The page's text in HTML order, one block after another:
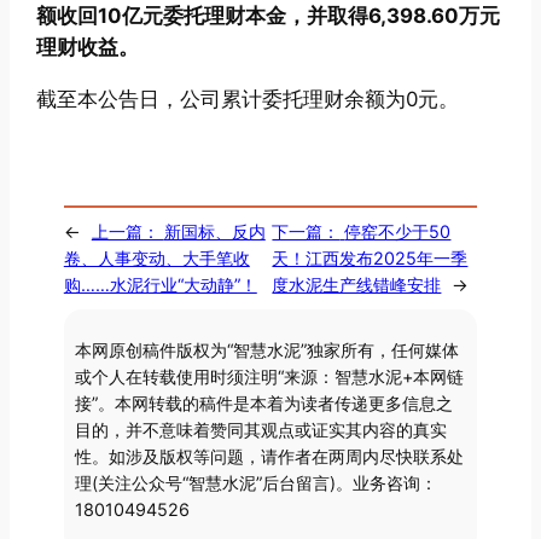
额收回10亿元委托理财本金，并取得6,398.60万元
理财收益。
截至本公告日，公司累计委托理财余额为0元。
← 上一篇： 新国标、反内
卷、人事变动、大手笔收
购……水泥行业“大动静”！
下一篇：
停窑不少于50
天！江西发布2025年一季
度水泥生产线错峰安排 →
本网原创稿件版权为“智慧水泥”独家所有，任何媒体
或个人在转载使用时须注明“来源：智慧水泥+本网链
接”。本网转载的稿件是本着为读者传递更多信息之
目的，并不意味着赞同其观点或证实其内容的真实
性。如涉及版权等问题，请作者在两周内尽快联系处
理(关注公众号“智慧水泥”后台留言)。业务咨询：
18010494526